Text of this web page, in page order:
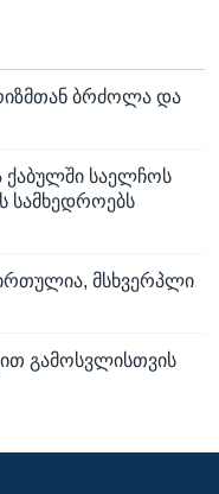
ბრძოლა და
ქაბულში საელჩოს
სამხედროებს
მსხვერპლი
გამოსვლისთვის